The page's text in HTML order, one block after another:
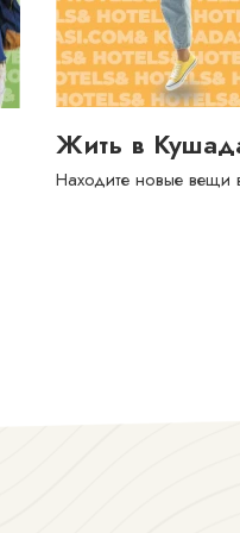
Покупка
Найти базар в